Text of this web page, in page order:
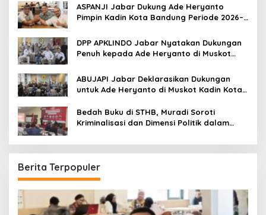
ASPANJI Jabar Dukung Ade Heryanto
Pimpin Kadin Kota Bandung Periode 2026–
DPP APKLINDO Jabar Nyatakan Dukungan
Penuh kepada Ade Heryanto di Muskot
ABUJAPI Jabar Deklarasikan Dukungan
untuk Ade Heryanto di Muskot Kadin Kota
Bedah Buku di STHB, Muradi Soroti
Kriminalisasi dan Dimensi Politik dalam
Berita Terpopuler